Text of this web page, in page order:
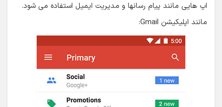
اپ هایی مانند پیام رسانها و مدیریت ایمیل استفاده می شود.
مانند اپلیکیشن Gmail: